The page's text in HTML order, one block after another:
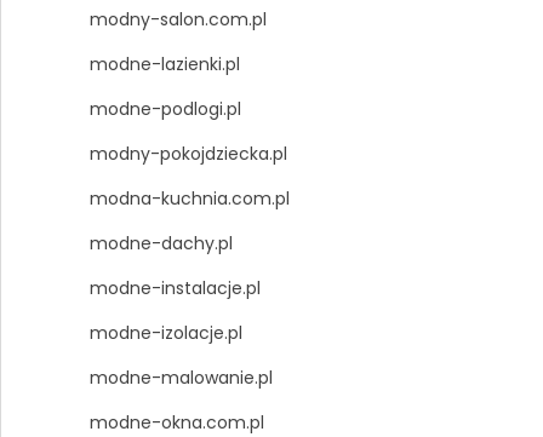
modny-salon.com.pl
modne-lazienki.pl
modne-podlogi.pl
modny-pokojdziecka.pl
modna-kuchnia.com.pl
modne-dachy.pl
modne-instalacje.pl
modne-izolacje.pl
modne-malowanie.pl
modne-okna.com.pl